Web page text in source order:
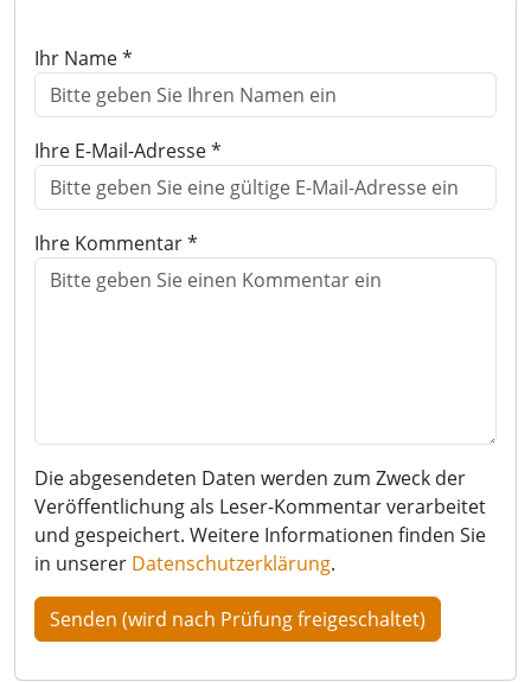
Ihr Name *
Ihre E-Mail-Adresse *
Ihre Kommentar *
Die abgesendeten Daten werden zum Zweck der
Veröffentlichung als Leser-Kommentar verarbeitet
und gespeichert. Weitere Informationen finden Sie
in unserer Datenschutzerklärung.